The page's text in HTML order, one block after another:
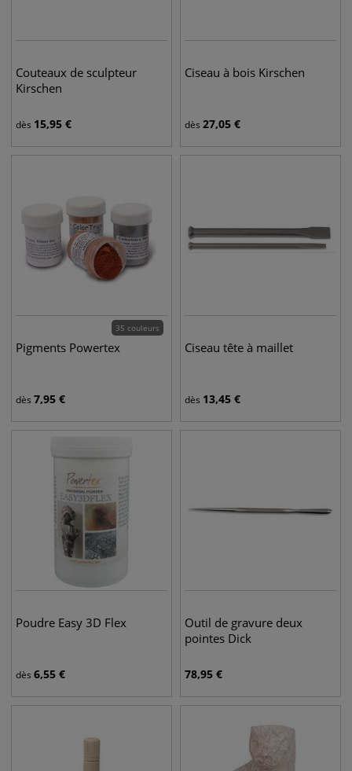
Couteaux de sculpteur
Kirschen
dès 15,95 €
Ciseau à bois Kirschen
dès 27,05 €
35 couleurs
Pigments Powertex
dès 7,95 €
Ciseau tête à maillet
dès 13,45 €
Poudre Easy 3D Flex
dès 6,55 €
Outil de gravure deux
pointes Dick
78,95 €